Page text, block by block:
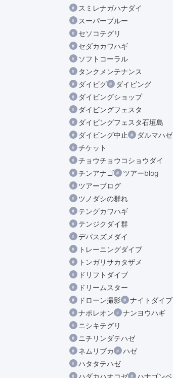
スミレナガハナダイ
スーパーブルー
セソコテグリ
セダカカワハギ
ソフトコーラル
タンクメンテナンス
ダイビグ
ダイビング
ダイビングショップ
ダイビングフェスタ
ダイビングフェスタ石垣島
ダイビング中止
ダルマハゼ
チケット
チョウチョウコショウダイ
チンアナゴ
ツアーblog
ツアーブログ
ツノダシの群れ
テングカワハギ
テンジクダイ群
デバスズメダイ
トレーニングダイブ
トンガリサカタザメ
ドリフトダイブ
ドリームスター
ドローン撮影
ナイトダイブ
ナポレオン
ナンヨウハギ
ニシキテグリ
ニチリンダテハゼ
ネムリブカ
ハゼ
ハタタテハゼ
ハダカハオコゼ
ハナゴンベ